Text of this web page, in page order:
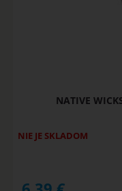
NATIVE
NIE JE SKLADOM